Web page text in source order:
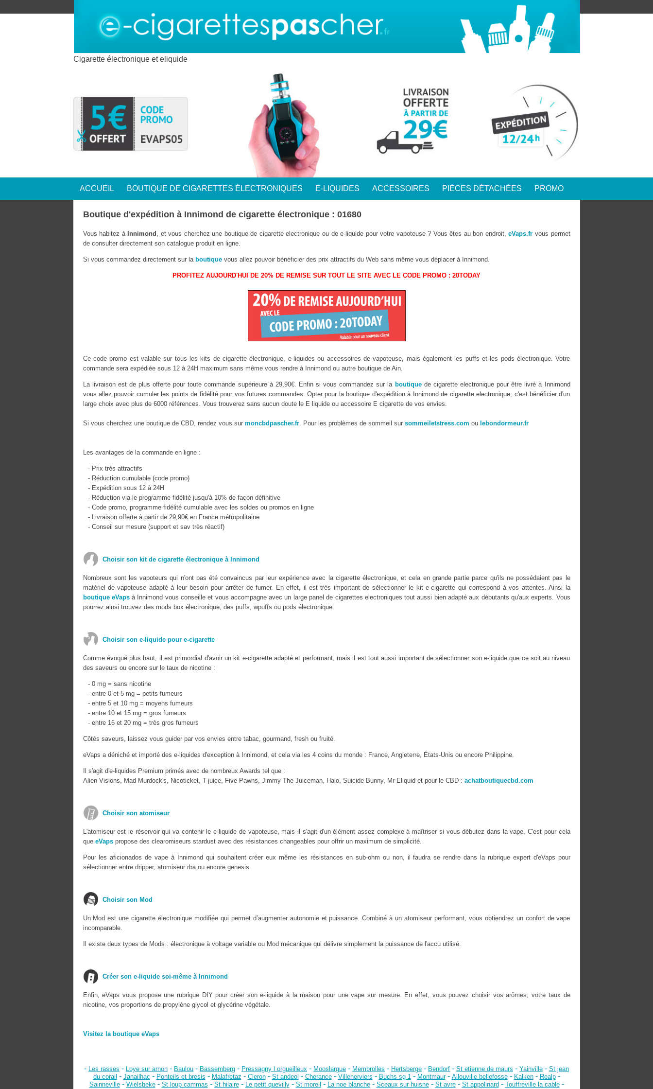
Cigarette électronique et eliquide
ACCUEIL BOUTIQUE DE CIGARETTES ÉLECTRONIQUES E-LIQUIDES ACCESSOIRES PIÈCES DÉTACHÉES PROMO
Boutique d'expédition à Innimond de cigarette électronique : 01680
Vous habitez àInnimond , et vous cherchez une boutique de cigarette electronique ou de e-liquide pour votre vapoteuse ? Vous êtes au bon endroit,eVaps.fr vous permet
de consulter directement son catalogue produit en ligne.
Si vous commandez directement sur la boutiquevous allez pouvoir bénéficier des prix attractifs du Web sans même vous déplacer à Innimond.
PROFITEZ AUJOURD'HUI DE 20% DE REMISE SUR TOUT LE SITE AVEC LE CODE PROMO : 20TODAY
Ce code promo est valable sur tous les kits de cigarette électronique, e-liquides ou accessoires de vapoteuse, mais également les puffs et les pods électronique. Votre
commande sera expédiée sous 12 à 24H maximum sans même vous rendre à Innimond ou autre boutique de Ain.
La livraison est de plus offerte pour toute commande supérieure à 29,90€. Enfin si vous commandez sur la boutiquede cigarette electronique pour être livré à Innimond
vous allez pouvoir cumuler les points de fidélité pour vos futures commandes. Opter pour la boutique d'expédition à Innimond de cigarette electronique, c'est bénéficier d'un
large choix avec plus de 6000 références. Vous trouverez sans aucun doute le E liquide ou accessoire E cigarette de vos envies.
Si vous cherchez une boutique de CBD, rendez vous sur moncbdpascher.fr. Pour les problèmes de sommeil sur sommeiletstress.com ou lebondormeur.fr
Les avantages de la commande en ligne :
- Prix très attractifs
- Réduction cumulable (code promo)
- Expédition sous 12 à 24H
- Réduction via le programme fidélité jusqu'à 10% de façon définitive
- Code promo, programme fidélité cumulable avec les soldes ou promos en ligne
- Livraison offerte à partir de 29,90€ en France métropolitaine
- Conseil sur mesure (support et sav très réactif)
Choisir son kit de cigarette électronique à Innimond
Nombreux sont les vapoteurs qui n'ont pas été convaincus par leur expérience avec la cigarette électronique, et cela en grande partie parce qu'ils ne possédaient pas le
matériel de vapoteuse adapté à leur besoin pour arrêter de fumer. En effet, il est très important de sélectionner le kit e-cigarette qui correspond à vos attentes. Ainsi la
boutique eVapsà Innimond vous conseille et vous accompagne avec un large panel de cigarettes electroniques tout aussi bien adapté aux débutants qu'aux experts. Vous
pourrez ainsi trouvez des mods box électronique, des puffs, wpuffs ou pods électronique.
Choisir son e-liquide pour e-cigarette
Comme évoqué plus haut, il est primordial d'avoir un kit e-cigarette adapté et performant, mais il est tout aussi important de sélectionner son e-liquide que ce soit au niveau
des saveurs ou encore sur le taux de nicotine :
- 0 mg = sans nicotine
- entre 0 et 5 mg = petits fumeurs
- entre 5 et 10 mg = moyens fumeurs
- entre 10 et 15 mg = gros fumeurs
- entre 16 et 20 mg = très gros fumeurs
Côtés saveurs, laissez vous guider par vos envies entre tabac, gourmand, fresh ou fruité.
eVaps a déniché et importé des e-liquides d'exception à Innimond, et cela via les 4 coins du monde : France, Angleterre, États-Unis ou encore Philippine.
Il s'agit d'e-liquides Premium primés avec de nombreux Awards tel que :
Alien Visions, Mad Murdock's, Nicoticket, T-juice, Five Pawns, Jimmy The Juiceman, Halo, Suicide Bunny, Mr Eliquid et pour le CBD : achatboutiquecbd.com
Choisir son atomiseur
L'atomiseur est le réservoir qui va contenir le e-liquide de vapoteuse, mais il s'agit d'un élément assez complexe à maîtriser si vous débutez dans la vape. C'est pour cela
que eVapspropose des clearomiseurs stardust avec des résistances changeables pour offrir un maximum de simplicité.
Pour les aficionados de vape à Innimond qui souhaitent créer eux même les résistances en sub-ohm ou non, il faudra se rendre dans la rubrique expert d'eVaps pour
sélectionner entre dripper, atomiseur rba ou encore genesis.
Choisir son Mod
Un Mod est une cigarette électronique modifiée qui permet d’augmenter autonomie et puissance. Combiné à un atomiseur performant, vous obtiendrez un confort de vape
incomparable.
Il existe deux types de Mods : électronique à voltage variable ou Mod mécanique qui délivre simplement la puissance de l'accu utilisé.
Créer son e-liquide soi-même à Innimond
Enfin, eVaps vous propose une rubrique DIY pour créer son e-liquide à la maison pour une vape sur mesure. En effet, vous pouvez choisir vos arômes, votre taux de
nicotine, vos proportions de propylène glycol et glycérine végétale.
Visitez la boutique eVaps
- Les rasses - Loye sur arnon - Baulou - Bassemberg - Pressagny l orgueilleux - Mooslargue - Membrolles - Hertsberge - Bendorf - St etienne de maurs - Yainville - St jean
du corail - Janailhac - Ponteils et bresis - Malafretaz - Cleron- St andeol - Cherance- Villeherviers - Buchs sg 1 - Montmaur- Allouville bellefosse- Kalken- Realp-
Sainneville- Wielsbeke- St loup cammas - St hilaire- Le petit quevilly- St moreil - La noe blanche- Sceaux sur huisne- St avre- St appolinard- Touffreville la cable-